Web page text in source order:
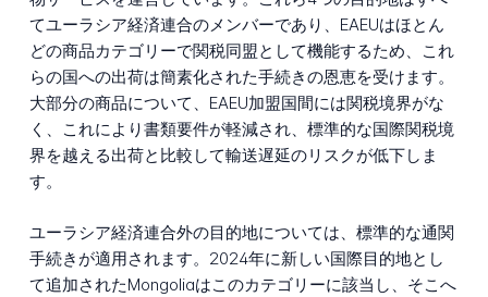
てユーラシア経済連合のメンバーであり、EAEUはほとん
どの商品カテゴリーで関税同盟として機能するため、これ
らの国への出荷は簡素化された手続きの恩恵を受けます。
大部分の商品について、EAEU加盟国間には関税境界がな
く、これにより書類要件が軽減され、標準的な国際関税境
界を越える出荷と比較して輸送遅延のリスクが低下しま
す。
ユーラシア経済連合外の目的地については、標準的な通関
手続きが適用されます。2024年に新しい国際目的地とし
て追加されたMongoliaはこのカテゴリーに該当し、そこへ